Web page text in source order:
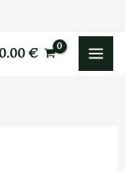
0.00€